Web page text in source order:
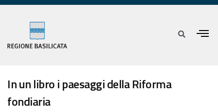
In un libro i paesaggi della Riforma
fondiaria